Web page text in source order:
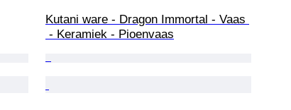
Kutani ware - Dragon Immortal - Vaas
- Keramiek - Pioenvaas